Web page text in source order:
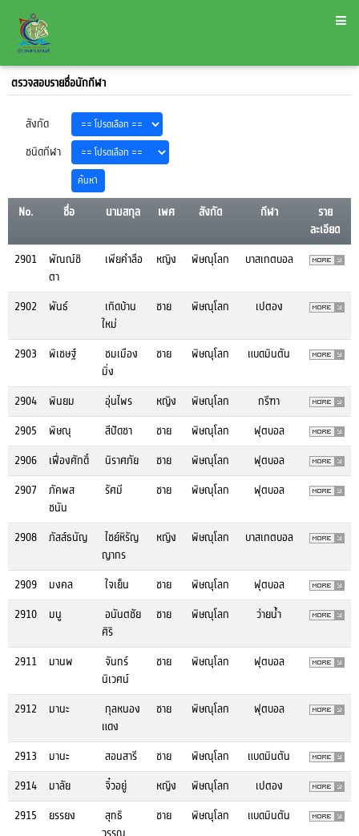
ตรวจสอบรายชื่อนักกีฬา
สังกัด
ชนิดกีฬา
No. ชื่อ นามสกุล เพศ สังกัด กีฬา
ราย
ละเอียด
2901
พัณณ์ชิ
ตา
เพียคำลือ หญิง พิษณุโลก บาสเกตบอล
2902 พันธ์
เกิดบ้าน
ใหม่
ชาย พิษณุโลก เปตอง
2903 พิเชษฐ์
ชมเมือง
มิ่ง
ชาย พิษณุโลก แบดมินตัน
2904 พินยม อุ่นไพร หญิง พิษณุโลก
กรีฑา
2905
พิษณุ สีปัดชา ชาย พิษณุโลก
ฟุตบอล
2906
เฟื่องศักดิ์ นิราศภัย ชาย พิษณุโลก
ฟุตบอล
2907
ภัคพส
ชนัน
รัศมี ชาย พิษณุโลก ฟุตบอล
2908 ภัสส์ธนัญ
ไชย์หิรัญ
ญากร
หญิง พิษณุโลก บาสเกตบอล
2909 มงคล ใจเย็น ชาย พิษณุโลก
ฟุตบอล
2910
มนู
อนันตชัย
ศิริ
ชาย พิษณุโลก ว่ายน้ำ
2911 มานพ
จันทร์
นิเวศน์
ชาย พิษณุโลก ฟุตบอล
2912 มานะ
กุลหนอง
แดง
ชาย พิษณุโลก ฟุตบอล
2913 มานะ สอนสารี ชาย พิษณุโลก
แบดมินตัน
2914
มาลัย จิ๋วอยู่ หญิง พิษณุโลก
เปตอง
2915
ยรรยง
สุทธิ
ชาย พิษณุโลก แบดมินตัน